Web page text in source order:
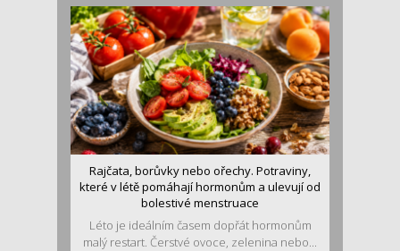
Rajčata, borůvky nebo ořechy. Potraviny,
které v létě pomáhají hormonům a ulevují od
bolestivé menstruace
Léto je ideálním časem dopřát hormonům
malý restart. Čerstvé ovoce, zelenina nebo...